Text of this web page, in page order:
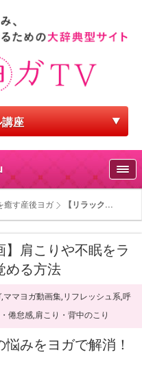
座
癒す産後ヨガ 【リラック...
】肩こりや不眠をラ
める方法
,ママヨガ動画集, リフレッシュ系,呼
倦怠感,肩こり・背中のこり
みをヨガで解消！